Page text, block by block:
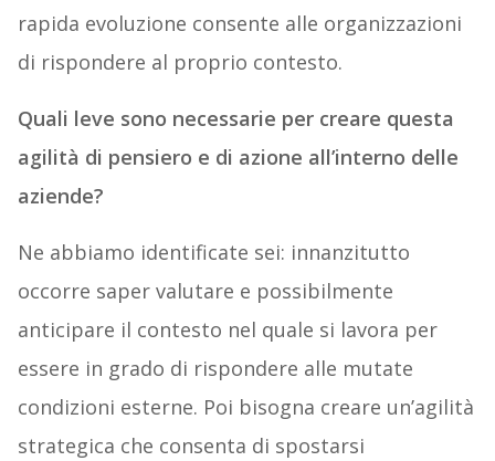
rapida evoluzione consente alle organizzazioni
di rispondere al proprio contesto.
Quali leve sono necessarie per creare questa
agilità di pensiero e di azione all’interno delle
aziende?
Ne abbiamo identificate sei: innanzitutto
occorre saper valutare e possibilmente
anticipare il contesto nel quale si lavora per
essere in grado di rispondere alle mutate
condizioni esterne. Poi bisogna creare un’agilità
strategica che consenta di spostarsi